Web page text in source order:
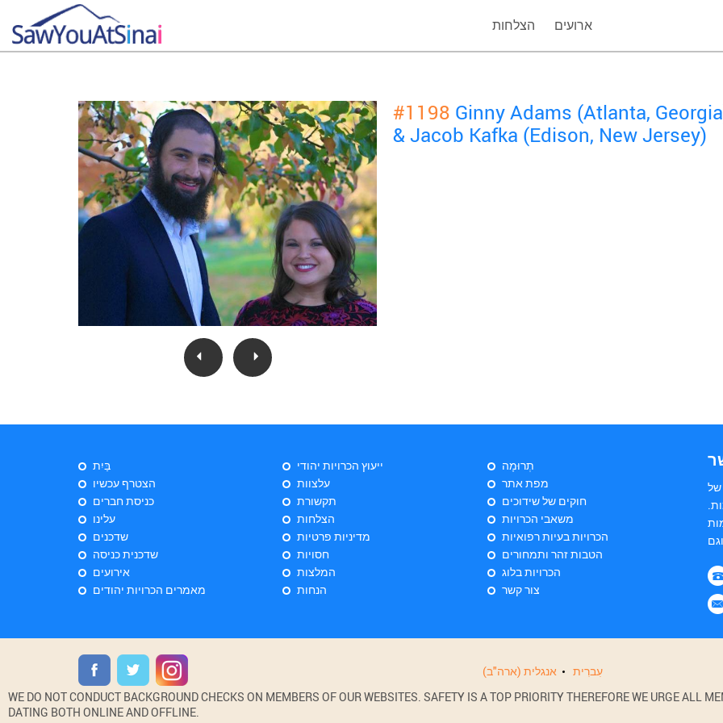
הצלחות ארועים
#1198 Ginny Adams (Atlanta,
& Jacob Kafka (Edison, New Jersey)
בַּיִת
הצטרף עכשיו
כניסת חברים
עלינו
שדכנים
שדכנית כניסה
אירועים
מאמרים הכרויות יהודים
ייעוץ הכרויות יהודי
עלצוות
תקשורת
הצלחות
מדיניות פרטיות
חסויות
המלצות
הנחות
תְרוּמָה
מפת אתר
חוקים של שידוכים
משאבי הכרויות
הכרויות בעיות רפואיות
הטבות זהר ותמחורים
הכרויות בלוג
צור קשר
של
אנגלית (ארה"ב) עִברִית
WE DO NOT CONDUCT BACKGROUND CHECKS ON MEMBERS OF OUR WEBSITES. SAFETY IS A TOP PRIORITY THEREFORE WE URGE ALL
DATING BOTH ONLINE AND OFFLINE.